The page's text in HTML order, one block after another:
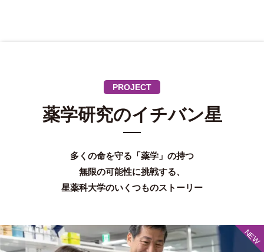
PROJECT
薬学研究のイチバン星
多くの命を守る「薬学」の持つ
無限の可能性に挑戦する、
星薬科⼤学のいくつものストーリー